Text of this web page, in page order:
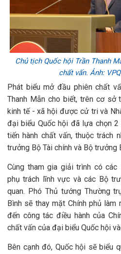
Chủ tịch Quốc hội Trần Thanh
chất vấn. Ảnh:
Phát biểu mở đầu phiên chất
Thanh Mẫn cho biết, trên cơ sở
kinh tế - xã hội được cử tri và
đại biểu Quốc hội đã lựa chọn
tiến hành chất vấn, thuộc trách
trưởng Bộ Tài chính và Bộ trưởng
Cùng tham gia giải trình có các
phụ trách lĩnh vực và các Bộ
quan. Phó Thủ tướng Thường
Bình sẽ thay mặt Chính phủ
đến công tác điều hành của
chất vấn của đại biểu Quốc hội
Bên cạnh đó, Quốc hội sẽ biểu